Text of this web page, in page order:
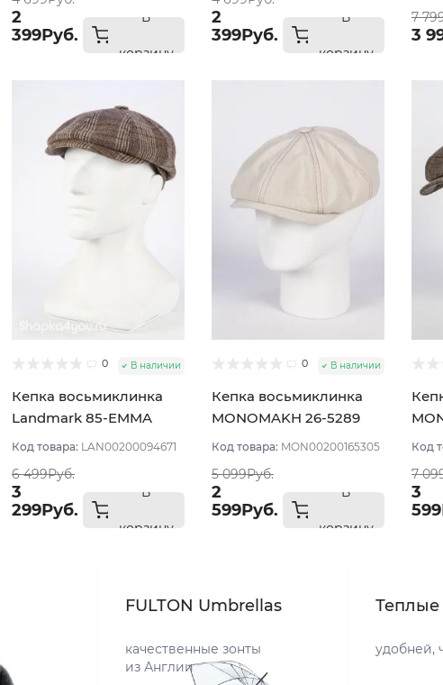
2
399Руб.
В
корзину
2
399Руб.
В
корзину
7
3
0 В наличии
Кепка восьмиклинка
Landmark 85-EMMA
цвет Бежевый тёмный
Код товара: LAN00200094671
6 499Руб.
3
299Руб.
В
корзину
0 В наличии
Кепка восьмиклинка
MONOMAKH 26-5289
цвет Бежевый размер
Код товара: MON00200165305
5 099Руб.
2
599Руб.
В
корзину
Код
7
3
FULTON Umbrellas
качественные зонты
из Англии
Теплые
удобней,